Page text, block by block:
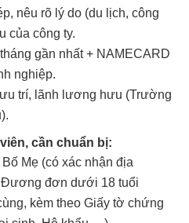
nêu rõ lý do (du lịch, công
của công ty.
gần nhất + NAMECARD
nghiệp.
trí, lãnh lương hưu (Trường
cần chuẩn bị:
Mẹ (có xác nhận địa
đơn dưới 18 tuổi
kèm theo Giấy tờ chứng